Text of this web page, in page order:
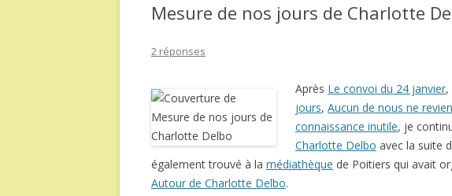
Mesure de nos jours de Charlotte
2 réponses
Après Le convoi du 24 janvier,
jours, Aucun de nous ne
connaissance inutile, je
Charlotte Delbo avec la suite
également trouvé à la médiathèque de Poitiers qui avait
Autour de Charlotte Delbo.